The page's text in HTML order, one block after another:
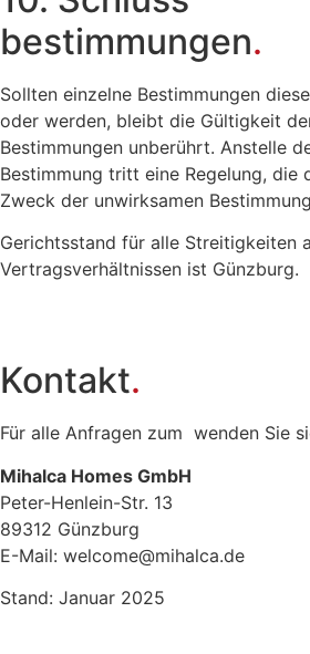
bestimmungen.
Sollten einzelne Bestimmungen
oder werden, bleibt die Gültigkeit
Bestimmungen unberührt. Anstelle
Bestimmung tritt eine Regelung, die
Zweck der unwirksamen
Gerichtsstand für alle Streitigkeiten
Vertragsverhältnissen ist Günzburg.
Kontakt.
Für alle Anfragen zum wenden Sie
Mihalca Homes GmbH
Peter-Henlein-Str. 13
89312 Günzburg
E-Mail: welcome@mihalca.de
Stand: Januar 2025